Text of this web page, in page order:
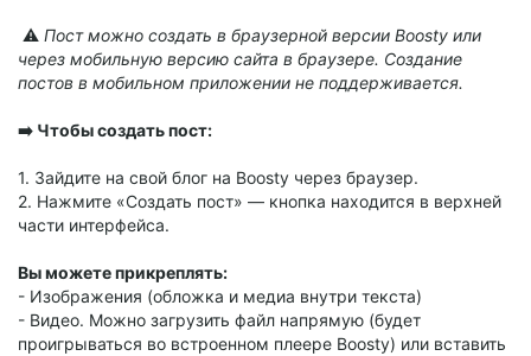
⚠️ Пост можно создать в браузерной версии Boosty или
через мобильную версию сайта в браузере. Создание
постов в мобильном приложении не поддерживается.
➡️ Чтобы создать пост:
1. Зайдите на свой блог на Boosty через браузер.
2. Нажмите «Создать пост» — кнопка находится в верхней
части интерфейса.
Вы можете прикреплять:
- Изображения (обложка и медиа внутри текста)
- Видео. Можно загрузить файл напрямую (будет
проигрываться во встроенном плеере Boosty) или вставить